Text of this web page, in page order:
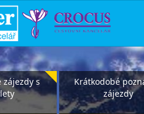
zájezdy s
Krátkodobé
zájezdy